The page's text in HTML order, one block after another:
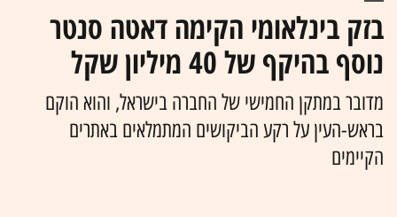
בזק בינלאומי הקימה דאטה סנטר
נוסף בהיקף של 40 מיליון שקל
מדובר במתקן החמישי של החברה בישראל, והוא הוקם
בראש-העין על רקע הביקושים המתמלאים באתרים
הקיימים